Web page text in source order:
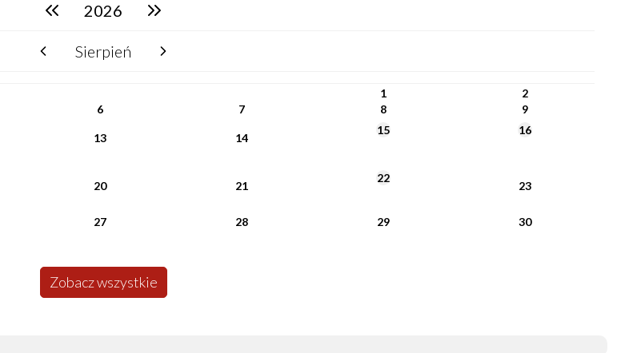
poprzedni rok2026 następny rok
poprzedni miesiącSierpień następny miesiąc
1
2
6 7 8 9
13 14
15 16
20 21
22
23
27 28 29
30
Zobacz wszystkie